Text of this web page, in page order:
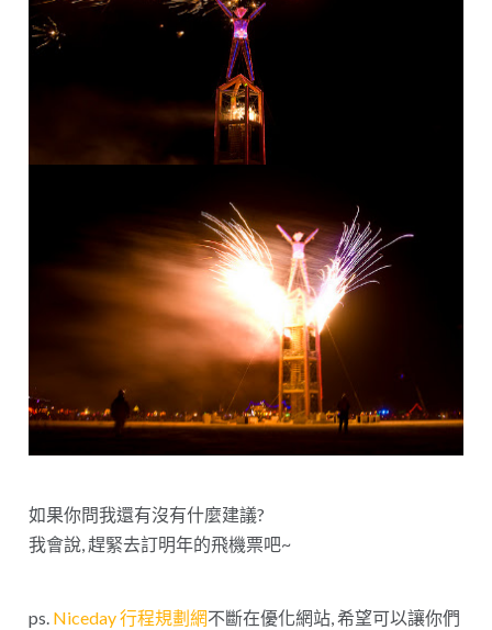
如果你問我還有沒有什麼建議?
我會說, 趕緊去訂明年的飛機票吧~
ps. Niceday 行程規劃網不斷在優化網站, 希望可以讓你們